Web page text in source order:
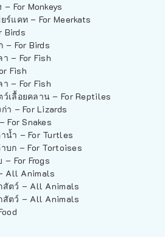
– For Monkeys
ร์แคท – For Meerkats
Birds
– For Birds
– For Fish
Fish
– For Fish
เลื้อยคลาน – For Reptiles
า – For Lizards
For Snakes
น้ำ – For Turtles
บก – For Tortoises
– For Frogs
All Animals
สัตว์ – All Animals
สัตว์ – All Animals